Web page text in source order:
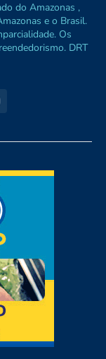
do Amazonas ,
e o Brasil.
Os
DRT